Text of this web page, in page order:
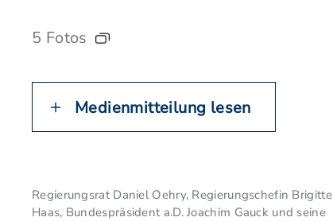
5 Fotos
Medienmitteilung lesen
Regierungsrat Daniel Oehry, Regierungschefin Brigitte
Haas, Bundespräsident a.D. Joachim Gauck und seine